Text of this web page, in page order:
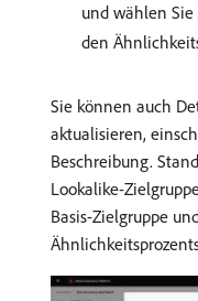
und wählen
den
Sie können auch
aktualisieren,
Beschreibung.
Lookalike-
Basis-Zielgruppe